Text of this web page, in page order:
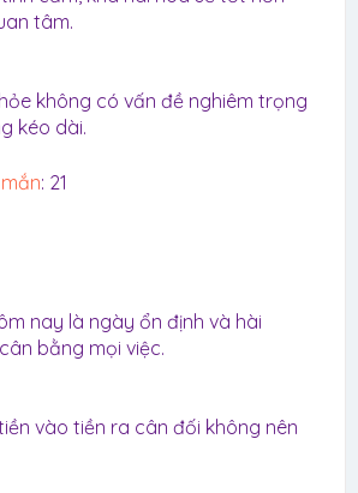
tâm.
không có vấn đề nghiêm trọng
kéo dài.
: 21
nay là ngày ổn định và hài
bằng mọi việc.
vào tiền ra cân đối không nên